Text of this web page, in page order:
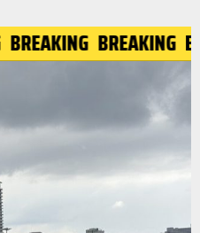
BREAKING BREAKING